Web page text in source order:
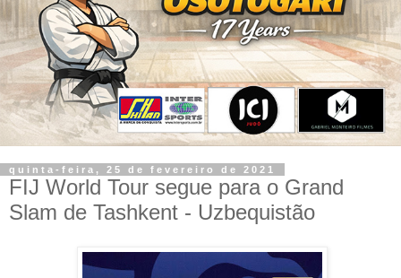
quinta-feira, 25 de fevereiro de 2021
FIJ World Tour segue para o Grand
Slam de Tashkent - Uzbequistão